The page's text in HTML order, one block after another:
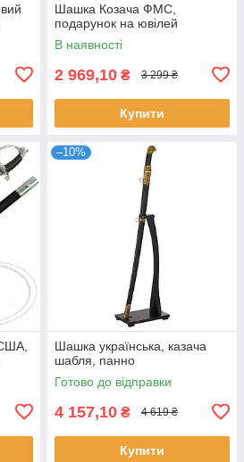
Шашка Козача ФМС,
подарунок на ювілей
В наявності
2 969,10 ₴ 3 299 ₴
Купити
–10%
Шашка українська, казача
шабля, панно
Готово до відправки
4 157,10 ₴ 4 619 ₴
Купити